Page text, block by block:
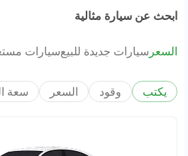
ابحث عن سيارة مثالية
السعر سيارات جديدة للبيعسيارات
يكتب وقود السعر سعة